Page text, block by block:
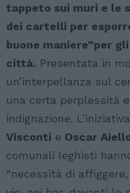
tappeto sui muri e le
dei cartelli per
buone maniere”per
città. Presentata in
un’interpellanza sul
una certa perplessità
indignazione.
Visconti e Oscar
comunali leghisti
“necessità di